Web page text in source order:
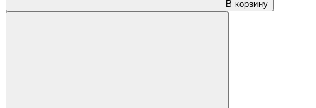
В корзину